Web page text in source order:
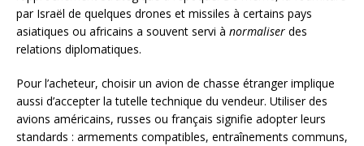
par Israël de quelques drones et missiles à certains pays
asiatiques ou africains a souvent servi à normaliser des
relations diplomatiques.
Pour l’acheteur, choisir un avion de chasse étranger implique
aussi d’accepter la tutelle technique du vendeur. Utiliser des
avions américains, russes ou français signifie adopter leurs
standards : armements compatibles, entraînements communs,